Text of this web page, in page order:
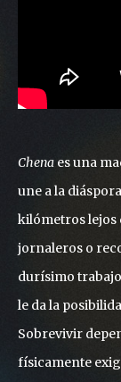
Chena es una
une a la
kilómetros lejos
jornaleros o
durísimo
le da la
Sobrevivir
físicamente